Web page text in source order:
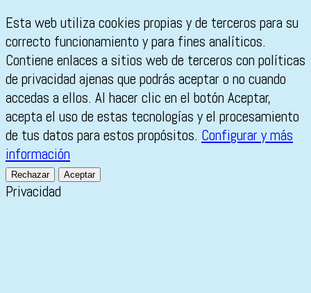
Esta web utiliza cookies propias y de terceros para su
correcto funcionamiento y para fines analíticos.
Contiene enlaces a sitios web de terceros con políticas
de privacidad ajenas que podrás aceptar o no cuando
accedas a ellos. Al hacer clic en el botón Aceptar,
acepta el uso de estas tecnologías y el procesamiento
de tus datos para estos propósitos. Configurar y más
información
Rechazar Aceptar
Privacidad